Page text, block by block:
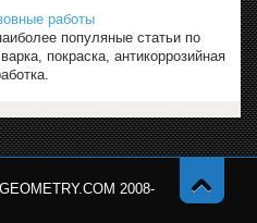
работы
популяные статьи по
покраска, антикоррозийная
2008-